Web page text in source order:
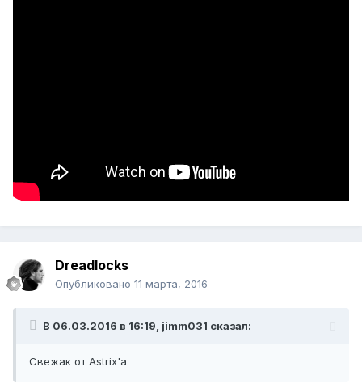
Dreadlocks
Опубликовано 11 марта, 2016
В 06.03.2016 в 16:19, jimm031 сказал:
Свежак от Astrix'а